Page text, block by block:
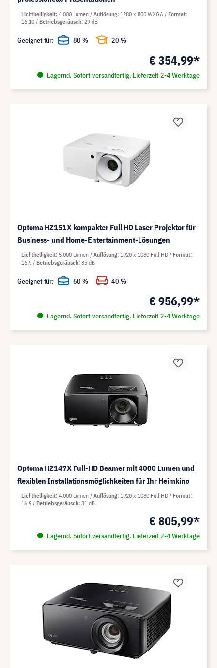
€ 354,99*
Lagernd. Sofort versandfertig. Lieferzeit 2-4 Werktage
Lichthelligkeit 4.000 Lumen Auflösung 1280 x 800 WXGA
Format
16:10
Betriebsgeräusch 29 dB
Geeignet für: 80 % 20 %
Optoma HZ151X kompakter Full HD Laser Projektor für
Business- und Home-Entertainment-Lösungen
€ 956,99*
Lagernd. Sofort versandfertig. Lieferzeit 2-4 Werktage
Lichthelligkeit 5.000 Lumen Auflösung 1920 x 1080 Full HD
Format
16:9
Betriebsgeräusch 35 dB
Geeignet für: 60 % 40 %
Optoma HZ147X Full-HD Beamer mit 4000 Lumen und
flexiblen Installationsmöglichkeiten für Ihr Heimkino
€ 805,99*
Lagernd. Sofort versandfertig. Lieferzeit 2-4 Werktage
Lichthelligkeit 4.000 Lumen Auflösung 1920 x 1080 Full HD
Format
16:9
Betriebsgeräusch 31 dB